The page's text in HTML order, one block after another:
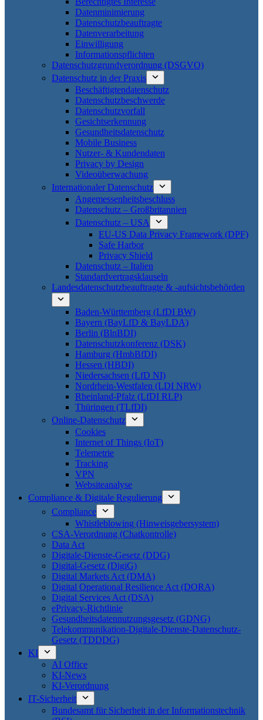
Datenminimierung
Datenschutzbeauftragte
Datenverarbeitung
Einwilligung
Informationspflichten
Datenschutzgrundverordnung (DSGVO)
Datenschutz in der Praxis
Beschäftigtendatenschutz
Datenschutzbeschwerde
Datenschutzvorfall
Gesichtserkennung
Gesundheitsdatenschutz
Mobile Business
Nutzer- & Kundendaten
Privacy by Design
Videoüberwachung
Internationaler Datenschutz
Angemessenheitsbeschluss
Datenschutz – Großbritannien
Datenschutz – USA
EU-US Data Privacy Framework (DPF)
Safe Harbor
Privacy Shield
Datenschutz – Italien
Standardvertragsklauseln
Landesdatenschutzbeauftragte & -aufsichtsbehörden
Baden-Württemberg (LfDI BW)
Bayern (BayLfD & BayLDA)
Berlin (BlnBDI)
Datenschutzkonferenz (DSK)
Hamburg (HmbBfDI)
Hessen (HBDI)
Niedersachsen (LfD NI)
Nordrhein-Westfalen (LDI NRW)
Rheinland-Pfalz (LfDI RLP)
Thüringen (TLfDI)
Online-Datenschutz
Cookies
Internet of Things (IoT)
Telemetrie
Tracking
VPN
Websiteanalyse
Compliance & Digitale Regulierung
Compliance
Whistleblowing (Hinweisgebersystem)
CSA-Verordnung (Chatkontrolle)
Data Act
Digitale-Dienste-Gesetz (DDG)
Digital-Gesetz (DigiG)
Digital Markets Act (DMA)
Digital Operational Resilience Act (DORA)
Digital Services Act (DSA)
ePrivacy-Richtlinie
Gesundheitsdatennutzungsgesetz (GDNG)
Telekommunikation-Digitale-Dienste-Datenschutz-
Gesetz (TDDDG)
KI
AI Office
KI-News
KI-Verordnung
IT-Sicherheit
Bundesamt für Sicherheit in der Informationstechnik